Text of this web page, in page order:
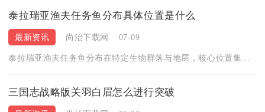
泰拉瑞亚渔夫任务鱼分布具体位置是什么
最新资讯 尚治下载网 07-09
泰拉瑞亚渔夫任务鱼分布在特定生物群落与地层，核心位置集中在天...
三国志战略版关羽白眉怎么进行突破